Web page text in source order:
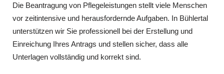
Die Beantragung von Pflegeleistungen stellt viele Menschen
vor zeitintensive und herausfordernde Aufgaben. In Bühlertal
unterstützen wir Sie professionell bei der Erstellung und
Einreichung Ihres Antrags und stellen sicher, dass alle
Unterlagen vollständig und korrekt sind.